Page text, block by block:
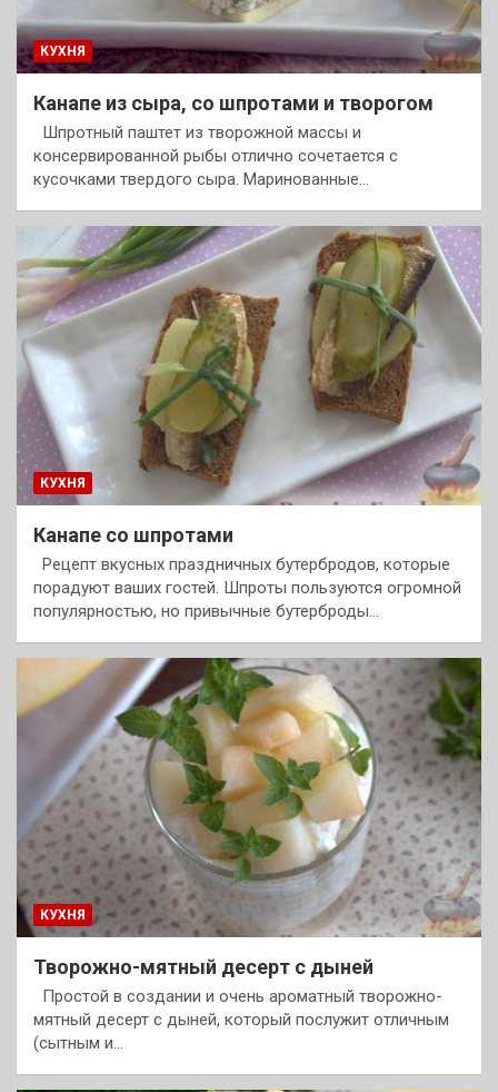
КУХНЯ
Канапе из сыра, со шпротами и творогом
Шпротный паштет из творожной массы и
консервированной рыбы отлично сочетается с
кусочками твердого сыра. Маринованные…
КУХНЯ
Канапе со шпротами
Рецепт вкусных праздничных бутербродов, которые
порадуют ваших гостей. Шпроты пользуются огромной
популярностью, но привычные бутерброды…
КУХНЯ
Творожно-мятный десерт с дыней
Простой в создании и очень ароматный творожно-
мятный десерт с дыней, который послужит отличным
(сытным и…